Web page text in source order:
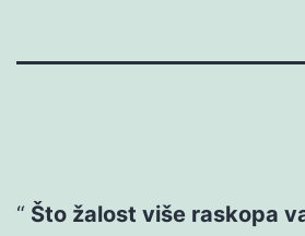
Što žalost više raskopa